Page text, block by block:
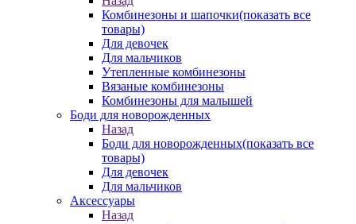
Комбинезоны и шапочки(показать все
товары)
Для девочек
Для мальчиков
Утепленные комбинезоны
Вязаные комбинезоны
Комбинезоны для малышей
Боди для новорожденных
Назад
Боди для новорожденных(показать все
товары)
Для девочек
Для мальчиков
Аксессуары
Назад